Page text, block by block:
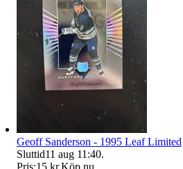
Geoff Sanderson - 1995 Leaf Limited
Sluttid11 aug 11:40.
Pris:15 kr,Köp nu.